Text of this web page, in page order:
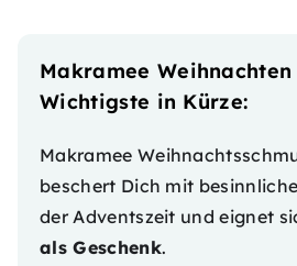
Makramee
Wichtigste in Kürze:
Makramee
beschert Dich mit
der Adventszeit und eignet
als Geschenk.